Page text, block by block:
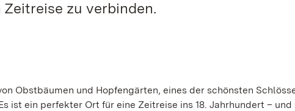
zu verbinden.
Obstbäumen und Hopfengärten, eines der schönsten
ist ein perfekter Ort für eine Zeitreise ins 18. Jahrhundert – und